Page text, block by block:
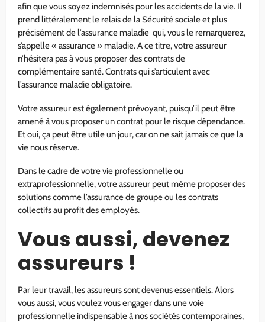
afin que vous soyez indemnisés pour les accidents de la vie. Il
prend littéralement le relais de la Sécurité sociale et plus
précisément de l’assurance maladie qui, vous le remarquerez,
s’appelle « assurance » maladie. A ce titre, votre assureur
n’hésitera pas à vous proposer des contrats de
complémentaire santé. Contrats qui s’articulent avec
l’assurance maladie obligatoire.
Votre assureur est également prévoyant, puisqu’il peut être
amené à vous proposer un contrat pour le risque dépendance.
Et oui, ça peut être utile un jour, car on ne sait jamais ce que la
vie nous réserve.
Dans le cadre de votre vie professionnelle ou
extraprofessionnelle, votre assureur peut même proposer des
solutions comme l’assurance de groupe ou les contrats
collectifs au profit des employés.
Vous aussi, devenez
assureurs !
Par leur travail, les assureurs sont devenus essentiels. Alors
vous aussi, vous voulez vous engager dans une voie
professionnelle indispensable à nos sociétés contemporaines,